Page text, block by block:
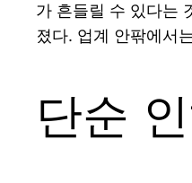
가 흔들릴 수 있다는
졌다. 업계 안팎에서
단순